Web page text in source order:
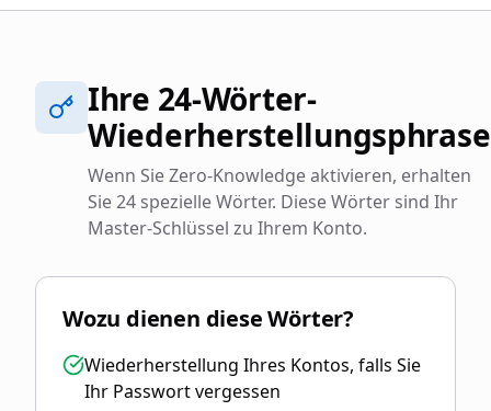
Ihre 24-Wörter-
Wiederherstellungsphrase
Wenn Sie Zero-Knowledge aktivieren, erhalten
Sie 24 spezielle Wörter. Diese Wörter sind Ihr
Master-Schlüssel zu Ihrem Konto.
Wozu dienen diese Wörter?
Wiederherstellung Ihres Kontos, falls Sie
Ihr Passwort vergessen